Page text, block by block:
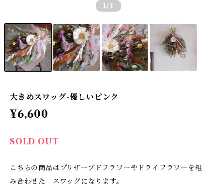
1 /4
大きめスワッグ-優しいピンク
¥6,600
SOLD OUT
こちらの商品はプリザーブドフラワーやドライフラワーを組
み合わせた スワッグになります。